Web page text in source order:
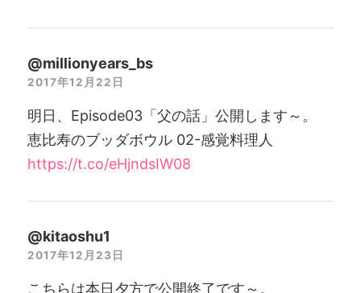
@millionyears_bs
2017年12月22日
明日、Episode03「父の話」公開します～。
恵比寿のブッダボウル 02-感覚料理人
https://t.co/eHjndsIW08
@kitaoshu1
2017年12月23日
こちらは本日夕方で公開終了です～。